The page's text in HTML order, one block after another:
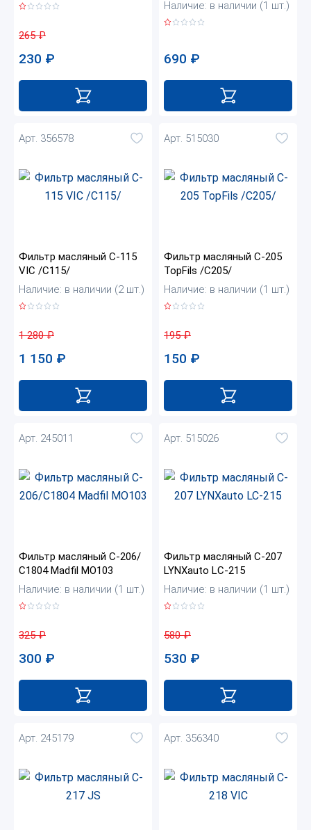
265₽
230 ₽
Наличие: в наличии (1 шт.)
690 ₽
Арт. 356578
Фильтр масляный C-115
VIC /C115/
Наличие: в наличии (2 шт.)
1 280₽
1 150 ₽
Арт. 515030
Фильтр масляный C-205
TopFils /C205/
Наличие: в наличии (1 шт.)
195₽
150 ₽
Арт. 245011
Фильтр масляный C-206/
С1804 Madfil MO103
Наличие: в наличии (1 шт.)
325₽
300 ₽
Арт. 515026
Фильтр масляный C-207
LYNXauto LC-215
Наличие: в наличии (1 шт.)
580₽
530 ₽
Арт. 245179 Арт. 356340